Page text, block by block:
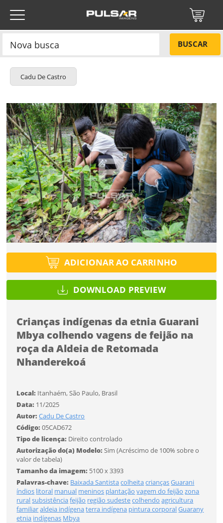
BUSCAR
Cadu De Castro
ADICIONAR AO CARRINHO
DOWNLOAD PREVIEW
Crianças indígenas da etnia Guarani
Mbya colhendo vagens de feijão na
roça da Aldeia de Retomada
Nhanderekoá
Local: Itanhaém, São Paulo, Brasil
Data: 11/2025
Autor:Cadu De Castro
Código:05CAD672
Tipo de licença: Direito controlado
Autorização do(a) Modelo:Sim (Acréscimo de 100% sobre o
valor de tabela)
Tamanho da imagem: 5100 x 3393
Palavras-chave: Baixada SantistacolheitacriançasGuarani
índios litoral manual meninos plantação vagem do feijão zona
ruralsubsistênciafeijão região sudestecolhendo agricultura
familiaraldeia indígenaterra indígena pintura corporalGuarany
etnia indígenas Mbya
Título do projeto
Tipo de projeto
Selecione
Utilização
Tamanho
Códigos
Título do projeto
Selecione
Utilização
Tamanho
FINALIZAR
Esqueci a senha
ENTRAR
Você ainda não tem conta?
CADASTRE-SE
ENTRAR
ENVIAR
Protegido por reCAPTCHA —Privacidade·Termos
Li e concordo com os Termos de Uso do site
Já tem uma conta?
ENTRAR
Tipo de download
NÃO
SIM
Título do projeto
Tipo de projeto
Selecione
Formato
Tamanho PR$ 57,00
Tamanho MR$ 114,00
Tamanho GR$ 171,00